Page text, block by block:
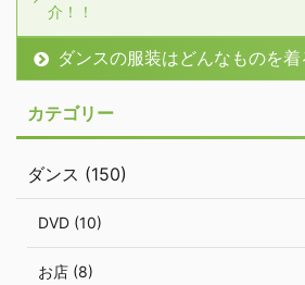
介！！
ダンスの服装はどんなものを着
カテゴリー
ダンス (150)
DVD (10)
お店 (8)